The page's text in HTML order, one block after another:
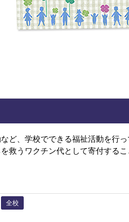
ど、学校でできる福祉活動を行
救うワクチン代として寄付する
全校